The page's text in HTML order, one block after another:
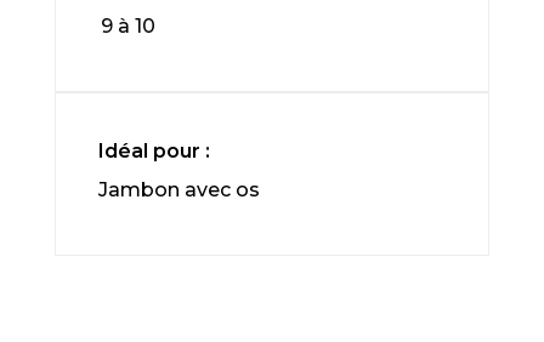
9 à 10
Idéal pour :
Jambon avec os